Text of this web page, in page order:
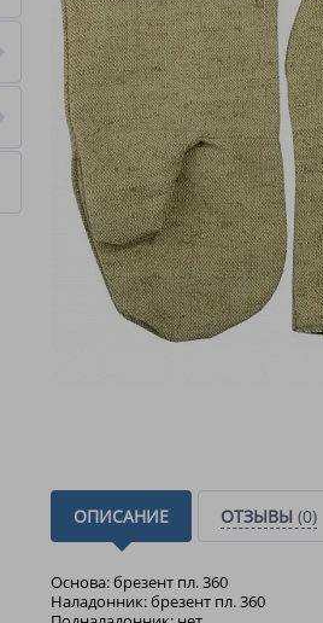
ОПИСАНИЕ ОТЗЫВЫ (0)
Основа: брезент пл. 360
Наладонник: брезент пл. 360